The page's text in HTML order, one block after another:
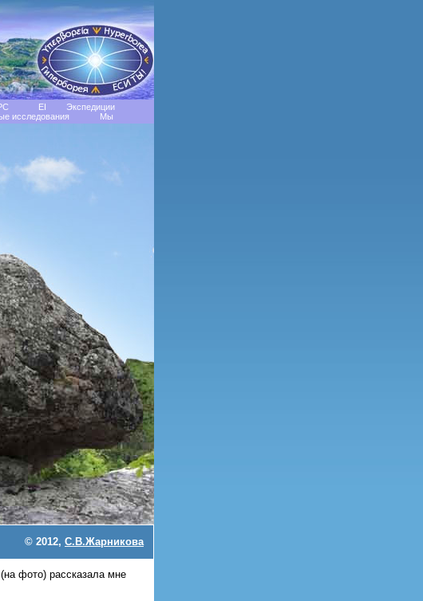
EI
Экспедиции
исследования Мы
© 2012, С.В.Жарникова
фото) рассказала мне